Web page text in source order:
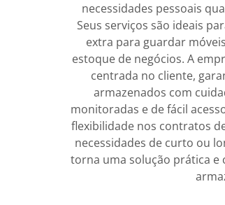
necessidades pessoais
Seus serviços são ideais
extra para guardar
estoque de negócios. A
centrada no cliente,
armazenados com
monitoradas e de fácil
flexibilidade nos contratos
necessidades de curto ou
torna uma solução prática e